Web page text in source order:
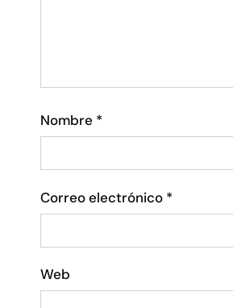
Nombre *
Correo electrónico *
Web